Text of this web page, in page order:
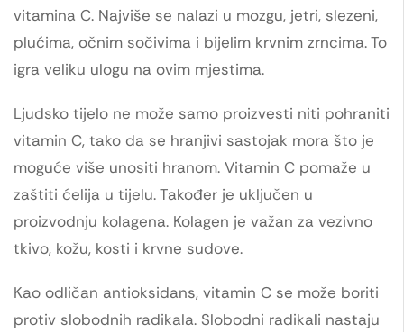
vitamina C. Najviše se nalazi u mozgu, jetri, slezeni,
plućima, očnim sočivima i bijelim krvnim zrncima. To
igra veliku ulogu na ovim mjestima.
Ljudsko tijelo ne može samo proizvesti niti pohraniti
vitamin C, tako da se hranjivi sastojak mora što je
moguće više unositi hranom. Vitamin C pomaže u
zaštiti ćelija u tijelu. Također je uključen u
proizvodnju kolagena. Kolagen je važan za vezivno
tkivo, kožu, kosti i krvne sudove.
Kao odličan antioksidans, vitamin C se može boriti
protiv slobodnih radikala. Slobodni radikali nastaju